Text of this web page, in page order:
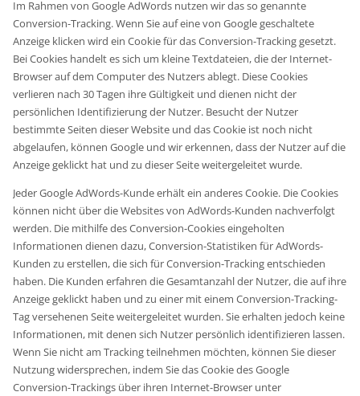
Im Rahmen von Google AdWords nutzen wir das so genannte
Conversion-Tracking. Wenn Sie auf eine von Google geschaltete
Anzeige klicken wird ein Cookie für das Conversion-Tracking gesetzt.
Bei Cookies handelt es sich um kleine Textdateien, die der Internet-
Browser auf dem Computer des Nutzers ablegt. Diese Cookies
verlieren nach 30 Tagen ihre Gültigkeit und dienen nicht der
persönlichen Identifizierung der Nutzer. Besucht der Nutzer
bestimmte Seiten dieser Website und das Cookie ist noch nicht
abgelaufen, können Google und wir erkennen, dass der Nutzer auf die
Anzeige geklickt hat und zu dieser Seite weitergeleitet wurde.
Jeder Google AdWords-Kunde erhält ein anderes Cookie. Die Cookies
können nicht über die Websites von AdWords-Kunden nachverfolgt
werden. Die mithilfe des Conversion-Cookies eingeholten
Informationen dienen dazu, Conversion-Statistiken für AdWords-
Kunden zu erstellen, die sich für Conversion-Tracking entschieden
haben. Die Kunden erfahren die Gesamtanzahl der Nutzer, die auf ihre
Anzeige geklickt haben und zu einer mit einem Conversion-Tracking-
Tag versehenen Seite weitergeleitet wurden. Sie erhalten jedoch keine
Informationen, mit denen sich Nutzer persönlich identifizieren lassen.
Wenn Sie nicht am Tracking teilnehmen möchten, können Sie dieser
Nutzung widersprechen, indem Sie das Cookie des Google
Conversion-Trackings über ihren Internet-Browser unter